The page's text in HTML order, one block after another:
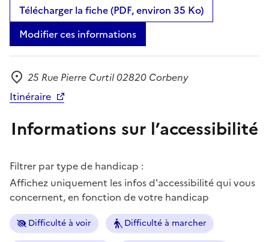
Télécharger la fiche (PDF, environ 35 Ko)
Modifier ces informations
Adresse
25 Rue Pierre Curtil 02820 Corbeny
Itinéraire
Informations sur l’accessibilité
Filtrer par type de handicap :
Affichez uniquement les infos d'accessibilité qui vous
concernent, en fonction de votre handicap
Difficulté à voir Difficulté à marcher